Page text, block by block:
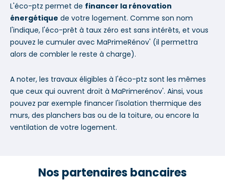
L'éco-ptz permet de financer la rénovation
énergétique de votre logement. Comme son nom
l'indique, l'éco-prêt à taux zéro est sans intérêts, et vous
pouvez le cumuler avec MaPrimeRénov' (il permettra
alors de combler le reste à charge).
A noter, les travaux éligibles à l'éco-ptz sont les mêmes
que ceux qui ouvrent droit à MaPrimerénov'. Ainsi, vous
pouvez par exemple financer l'isolation thermique des
murs, des planchers bas ou de la toiture, ou encore la
ventilation de votre logement.
Nos partenaires bancaires